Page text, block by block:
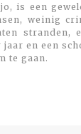
is een
weinig
stranden,
en een
te gaan.